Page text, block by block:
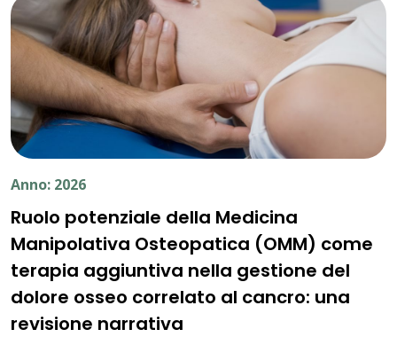
Anno: 2026
Ruolo potenziale della Medicina
Manipolativa Osteopatica (OMM) come
terapia aggiuntiva nella gestione del
dolore osseo correlato al cancro: una
revisione narrativa